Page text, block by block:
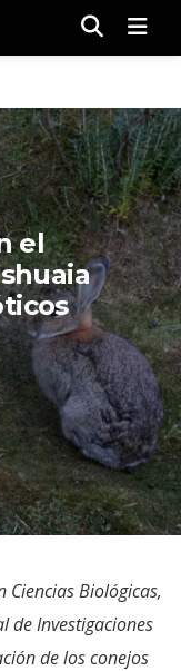
el
Ciencias Biológicas,
de Investigaciones
de los conejos